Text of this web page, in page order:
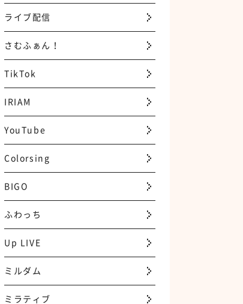
ライブ配信
さむふぁん！
TikTok
IRIAM
YouTube
Colorsing
BIGO
ふわっち
Up LIVE
ミルダム
ミラティブ